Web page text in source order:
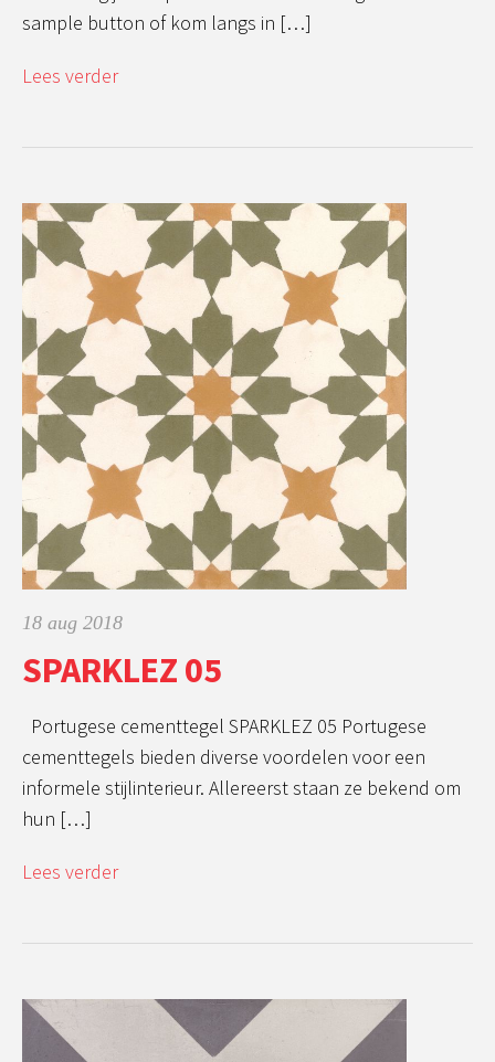
sample button of kom langs in […]
Lees verder
18 aug 2018
SPARKLEZ 05
Portugese cementtegel SPARKLEZ 05 Portugese
cementtegels bieden diverse voordelen voor een
informele stijlinterieur. Allereerst staan ze bekend om
hun […]
Lees verder